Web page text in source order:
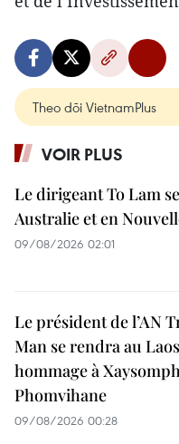
Theo dõi VietnamPlus
VOIR PLUS
Le dirigeant To Lam
Australie et en
09/08/2026 02:01
Le président de l’AN
Man se rendra au
hommage à
Phomvihane
09/08/2026 00:28